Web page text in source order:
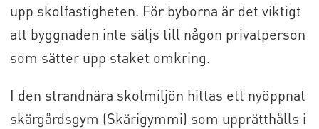
upp skolfastigheten. För byborna är det viktigt
att byggnaden inte säljs till någon privatperson
som sätter upp staket omkring.
I den strandnära skolmiljön hittas ett nyöppnat
skärgårdsgym (Skärigymmi) som upprätthålls i